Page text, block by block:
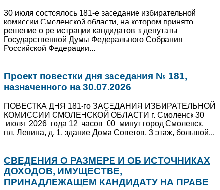
30 июля состоялось 181-е заседание избирательной
комиссии Смоленской области, на котором принято
решение о регистрации кандидатов в депутаты
Государственной Думы Федерального Собрания
Российской Федерации...
Проект повестки дня заседания № 181,
назначенного на 30.07.2026
ПОВЕСТКА ДНЯ 181-го ЗАСЕДАНИЯ ИЗБИРАТЕЛЬНОЙ
КОМИССИИ СМОЛЕНСКОЙ ОБЛАСТИ г. Смоленск 30
июля 2026 года 12 часов 00 минут город Смоленск,
пл. Ленина, д. 1, здание Дома Советов, 3 этаж, большой...
СВЕДЕНИЯ О РАЗМЕРЕ И ОБ ИСТОЧНИКАХ
ДОХОДОВ, ИМУЩЕСТВЕ,
ПРИНАДЛЕЖАЩЕМ КАНДИДАТУ НА ПРАВЕ